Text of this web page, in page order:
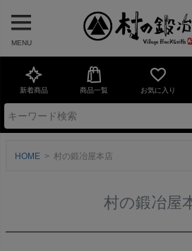
MENU
新着商品 商品一覧 お気に入り
HOME 村の鍛冶屋本店
村の鍛冶屋